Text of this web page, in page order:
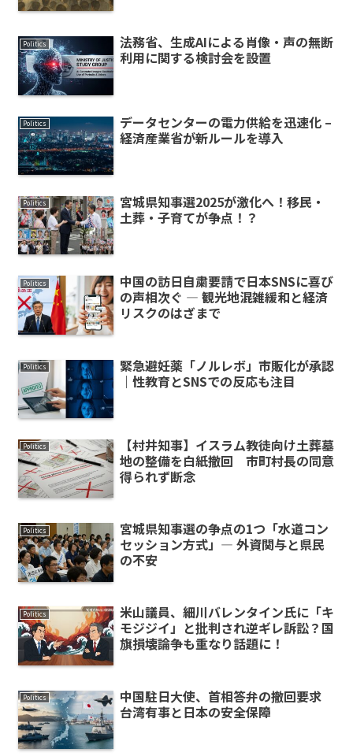
Politics
法務省、生成AIによる肖像・声の無断
利用に関する検討会を設置
Politics
データセンターの電力供給を迅速化 –
経済産業省が新ルールを導入
Politics
宮城県知事選2025が激化へ！移民・
土葬・子育てが争点！？
Politics
中国の訪日自粛要請で日本SNSに喜び
の声相次ぐ — 観光地混雑緩和と経済
リスクのはざまで
Politics
緊急避妊薬「ノルレボ」市販化が承認
｜性教育とSNSでの反応も注目
Politics
【村井知事】イスラム教徒向け土葬墓
地の整備を白紙撤回 市町村長の同意
得られず断念
Politics
宮城県知事選の争点の1つ「水道コン
セッション方式」― 外資関与と県民
の不安
Politics
米山議員、細川バレンタイン氏に「キ
モジジイ」と批判され逆ギレ訴訟？国
旗損壊論争も重なり話題に！
Politics
中国駐日大使、首相答弁の撤回要求
台湾有事と日本の安全保障